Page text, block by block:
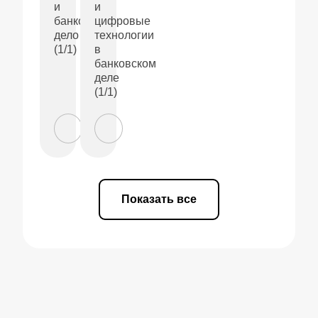
и
банковское
дело
(1/1)
и
цифровые
технологии
в
банковском
деле
(1/1)
Показать все